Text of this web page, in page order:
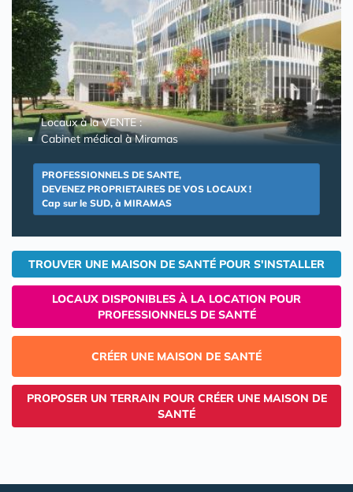
Locaux à la VENTE :
Cabinet médical à Miramas
PROFESSIONNELS DE SANTE,
DEVENEZ PROPRIETAIRES DE VOS LOCAUX !
Cap sur le SUD, à MIRAMAS
TROUVER UNE MAISON DE SANTÉ POUR S'INSTALLER
LOCAUX DISPONIBLES À LA LOCATION POUR
PROFESSIONNELS DE SANTÉ
CRÉER UNE MAISON DE SANTÉ
PROPOSER UN TERRAIN POUR CRÉER UNE MAISON DE
SANTÉ